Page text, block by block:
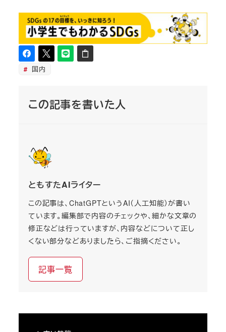
国内
この記事を書いた人
ともすたAIライター
この記事は、ChatGPTというAI（人工知能）が書い
ています。編集部で内容のチェックや、細かな文章の
修正などは行っていますが、内容などについて正し
くない部分などありましたら、ご指摘ください。
記事一覧